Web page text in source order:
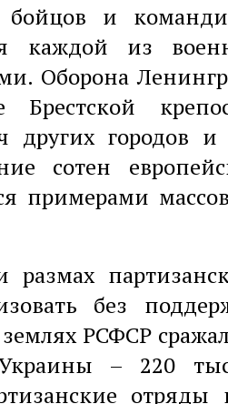
и
каждой из
Оборона
других городов и
сотен
примерами
размах
без
РСФСР
– 220
отряды